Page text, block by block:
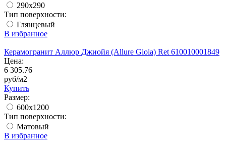
290x290
Тип поверхности:
Глянцевый
В избранное
Керамогранит Аллюр Джиойя (Allure Gioia) Ret 610010001849
Цена:
6 305.76
руб/м2
Купить
Размер:
600x1200
Тип поверхности:
Матовый
В избранное